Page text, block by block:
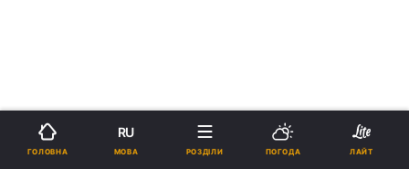
ГОЛОВНА
RU
МОВА РОЗДІЛИ ПОГОДА ЛАЙТ